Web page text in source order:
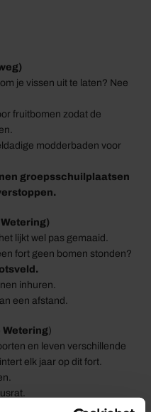
je vissen uit te laten? Nee
fruitbomen zodat de
modderbaden voor
groepsschuilplaatsen
lijkt wel pas gemaaid.
fort geen bomen stonden?
.
inhuren.
een afstand.
Wetering)
en leven verschillende
elk jaar op dit fort.
.
er alleen overwinteren.